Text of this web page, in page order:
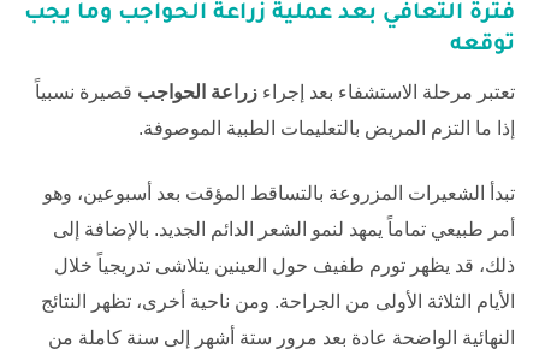
فترة التعافي بعد عملية زراعة الحواجب وما يجب
توقعه
تعتبر مرحلة الاستشفاء بعد إجراء زراعة الحواجب قصيرة نسبياً
إذا ما التزم المريض بالتعليمات الطبية الموصوفة.
تبدأ الشعيرات المزروعة بالتساقط المؤقت بعد أسبوعين، وهو
أمر طبيعي تماماً يمهد لنمو الشعر الدائم الجديد. بالإضافة إلى
ذلك، قد يظهر تورم طفيف حول العينين يتلاشى تدريجياً خلال
الأيام الثلاثة الأولى من الجراحة. ومن ناحية أخرى، تظهر النتائج
النهائية الواضحة عادة بعد مرور ستة أشهر إلى سنة كاملة من